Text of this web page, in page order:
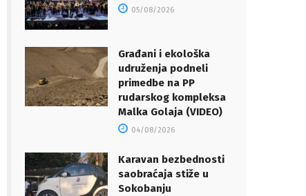
05/08/2026
Građani i ekološka
udruženja podneli
primedbe na PP
rudarskog kompleksa
Malka Golaja (VIDEO)
04/08/2026
Karavan bezbednosti
saobraćaja stiže u
Sokobanju